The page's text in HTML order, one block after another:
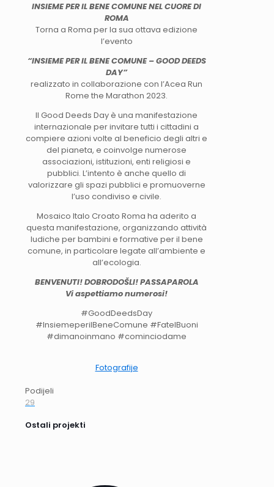
INSIEME PER IL BENE COMUNE NEL CUORE DI
ROMA
Torna a Roma per la sua ottava edizione
l’evento
“INSIEME PER IL BENE COMUNE – GOOD DEEDS
DAY”
realizzato in collaborazione con l’Acea Run
Rome the Marathon 2023.
Il Good Deeds Day è una manifestazione
internazionale per invitare tutti i cittadini a
compiere azioni volte al beneficio degli altri e
del pianeta, e coinvolge numerose
associazioni, istituzioni, enti religiosi e
pubblici. L’intento è anche quello di
valorizzare gli spazi pubblici e promuoverne
l’uso condiviso e civile.
Mosaico Italo Croato Roma ha aderito a
questa manifestazione, organizzando attività
ludiche per bambini e formative per il bene
comune, in particolare legate all’ambiente e
all’ecologia.
BENVENUTI! DOBRODOŠLI! PASSAPAROLA
Vi aspettiamo numerosi!
#GoodDeedsDay
#InsiemeperilBeneComune #FateIBuoni
#dimanoinmano #cominciodame
Fotografije
Podijeli
29
Ostali projekti